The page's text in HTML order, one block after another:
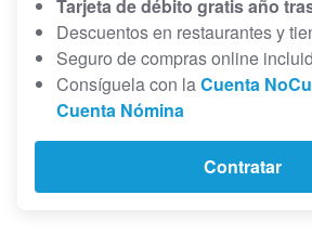
Tarjeta de débito gratis año
Descuentos en restaurantes y
Seguro de compras online
Consíguela con laCuenta
Cuenta Nómina
Contratar